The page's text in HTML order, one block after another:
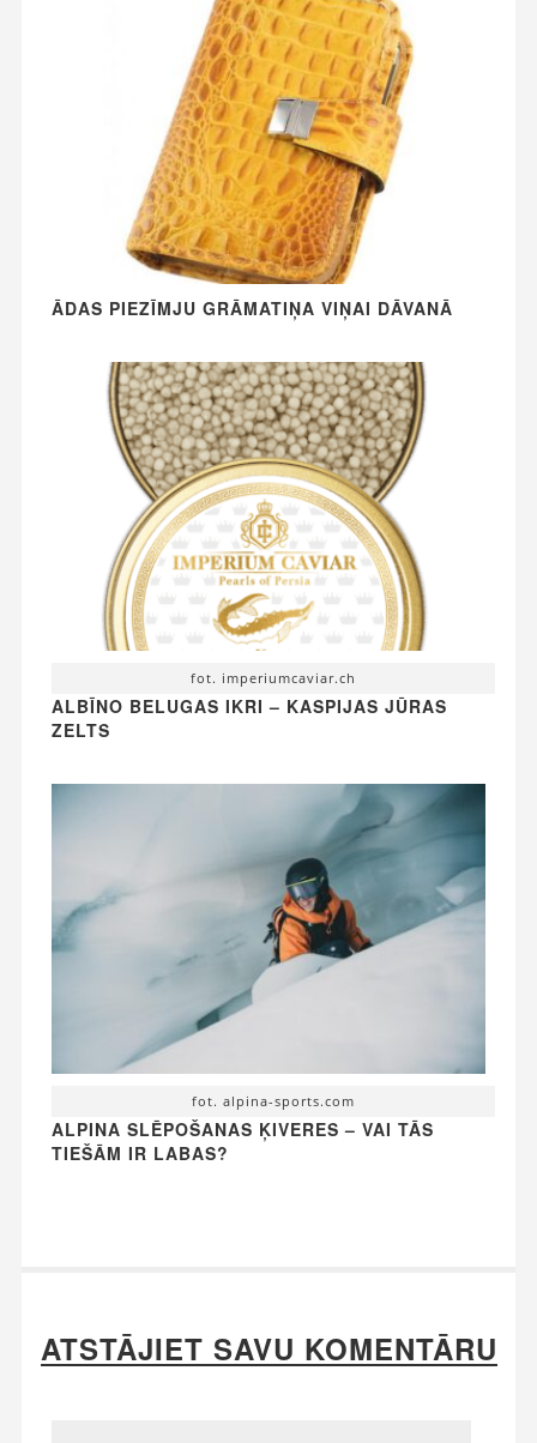
ĀDAS PIEZĪMJU GRĀMATIŅA VIŅAI DĀVANĀ
fot. imperiumcaviar.ch
ALBĪNO BELUGAS IKRI – KASPIJAS JŪRAS
ZELTS
fot. alpina-sports.com
ALPINA SLĒPOŠANAS ĶIVERES – VAI TĀS
TIEŠĀM IR LABAS?
ATSTĀJIET SAVU KOMENTĀRU